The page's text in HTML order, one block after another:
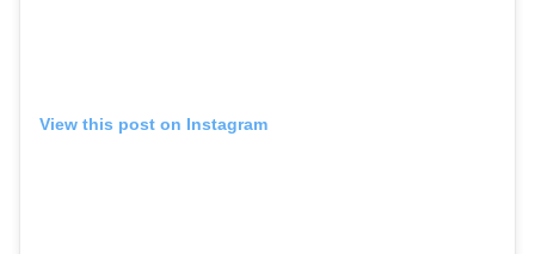
View this post on Instagram